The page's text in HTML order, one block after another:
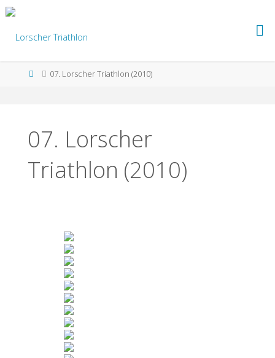
Skip
content
TRIATHLON
Home07. Lorscher Triathlon (2010)
07. Lorscher
Triathlon (2010)